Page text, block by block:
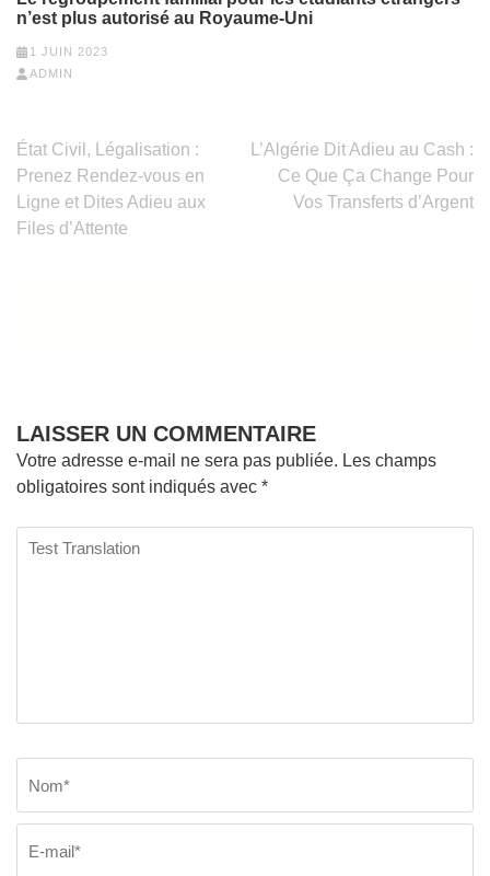
n’est plus autorisé au Royaume-Uni
1 JUIN 2023
ADMIN
Navigation
de
l’article
État Civil, Légalisation :
Prenez Rendez-vous en
Ligne et Dites Adieu aux
Files d’Attente
L’Algérie Dit Adieu au Cash :
Ce Que Ça Change Pour
Vos Transferts d’Argent
LAISSER UN COMMENTAIRE
Votre adresse e-mail ne sera pas publiée. Les champs
obligatoires sont indiqués avec *
Test